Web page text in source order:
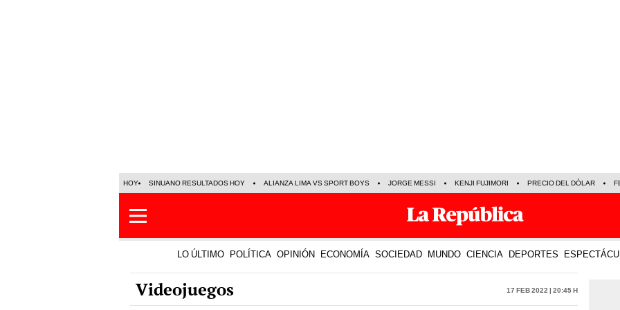
HOY SINUANO RESULTADOS HOY ALIANZA LIMA VS SPORT BOYS JORGE MESSI KENJI FUJIMORI PRECIO DEL DÓLAR
LO ÚLTIMO POLÍTICA OPINIÓN ECONOMÍA SOCIEDAD MUNDO CIENCIA DEPORTES
Videojuegos 17 Feb 2022 | 20:45 h